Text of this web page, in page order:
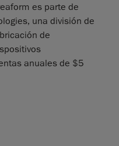
es parte de
una división de
de
anuales de $5